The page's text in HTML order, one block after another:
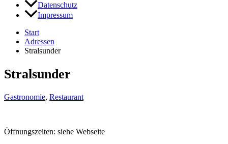
Datenschutz
Impressum
Start
Adressen
Stralsunder
Stralsunder
Gastronomie, Restaurant
Öffnungszeiten: siehe Webseite